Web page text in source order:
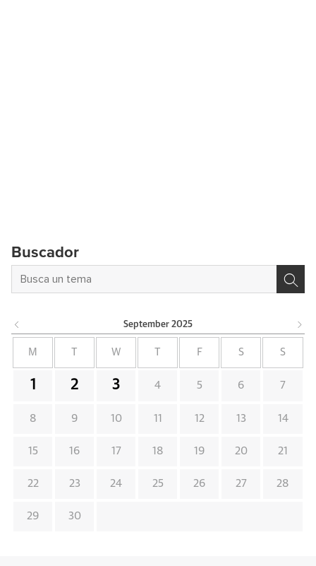
Buscador
September 2025
M W F S S
1 2 3 4 5 6 7
8 9 10 11 12 13 14
15 16 17 18 19 20 21
22 23 24 25 26 27 28
29 30